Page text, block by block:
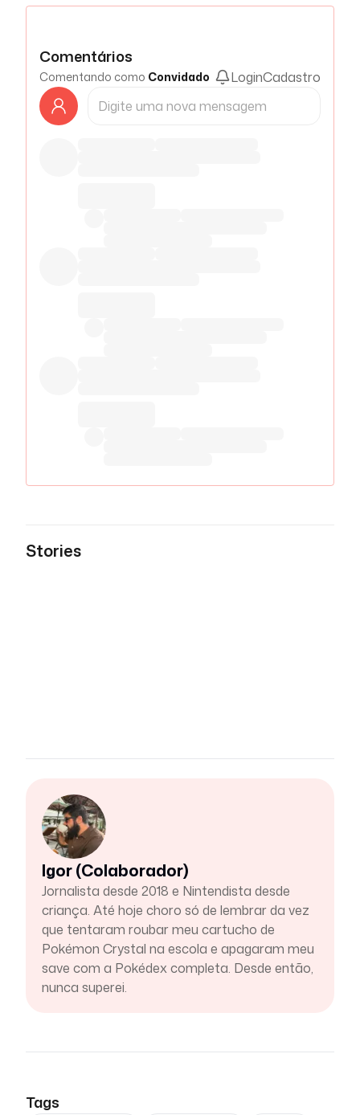
Comentários
Comentando como Convidado LoginCadastro
Stories
Igor (Colaborador)
Jornalista desde 2018 e Nintendista desde
criança. Até hoje choro só de lembrar da vez
que tentaram roubar meu cartucho de
Pokémon Crystal na escola e apagaram meu
save com a Pokédex completa. Desde então,
nunca superei.
Tags